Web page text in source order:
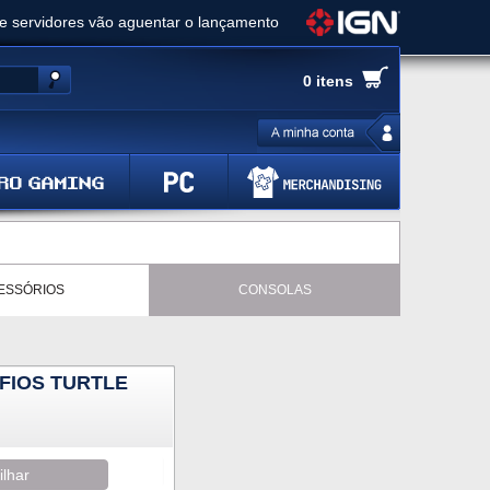
servidores vão aguentar o lançamento
cópias e vai receber novo conteúdo
Ghost of Yotei - Análise
Gear Solid Delta: Snake Eater - Análise
anuncia livestream para o Fallout Day
0 itens
CONSOLAS
TURTLE